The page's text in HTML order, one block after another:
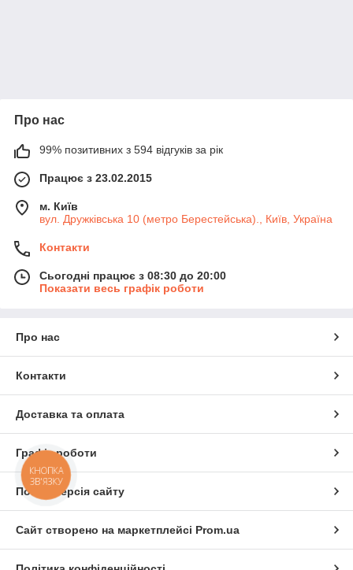
Про нас
99% позитивних з 594 відгуків за рік
Працює з 23.02.2015
м. Київ
вул. Дружківська 10 (метро Берестейська)., Київ, Україна
Контакти
Сьогодні працює з 08:30 до 20:00
Показати весь графік роботи
Про нас
Контакти
Доставка та оплата
Графік роботи
Повна версія сайту
Сайт створено на маркетплейсі Prom.ua
КНОПКА
ЗВ'ЯЗКУ